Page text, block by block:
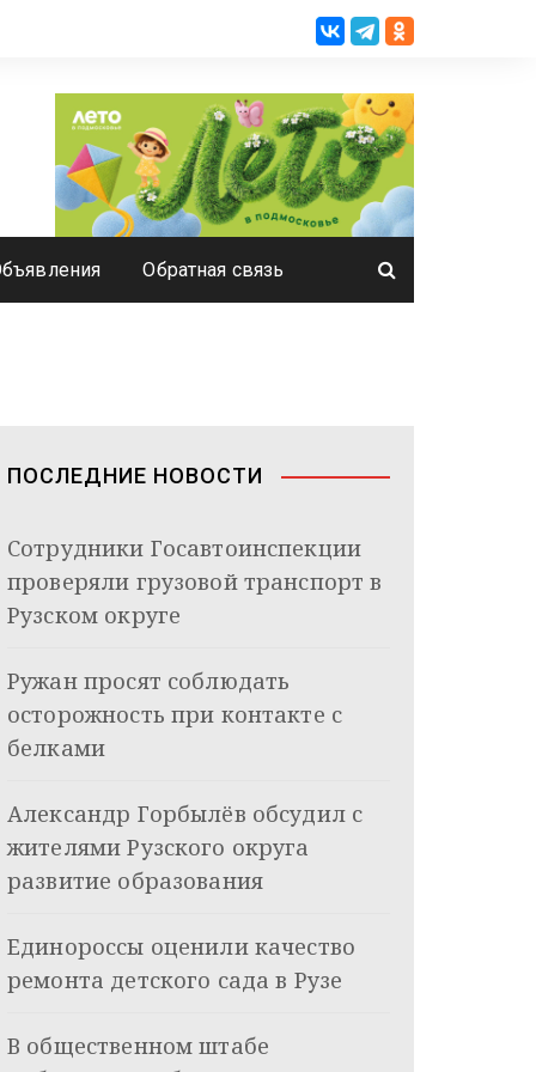
Обратная связь
ПОСЛЕДНИЕ НОВОСТИ
Сотрудники Госавтоинспекции
проверяли грузовой транспорт в
Рузском округе
Ружан просят соблюдать
осторожность при контакте с
белками
Александр Горбылёв обсудил с
жителями Рузского округа
развитие образования
Единороссы оценили качество
ремонта детского сада в Рузе
В общественном штабе